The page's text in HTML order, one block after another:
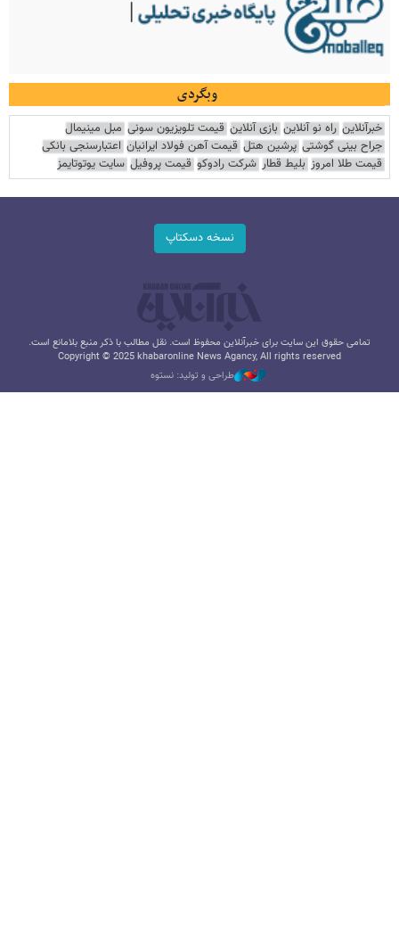
وبگردی
خبرآنلاین راه نو آنلاین بازی آنلاین قیمت تلویزیون سونی مبل مینیمال
جراح بینی گوشتی پرشین هتل قیمت آهن فولاد ایرانیان اعتبارسنجی بانکی
قیمت طلا امروز بلیط قطار شرکت رادوکو قیمت پروفیل سایت یوتوتایمز
نسخه دسکتاپ
تمامی حقوق این سایت برای خبرآنلاین محفوظ است. نقل مطالب با ذکر منبع بلامانع است.
Copyright © 2025 khabaronline News Agancy, All rights reserved
طراحی و تولید: نستوه